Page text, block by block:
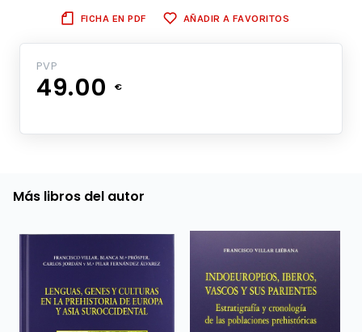
FICHA EN PDF AÑADIR A FAVORITOS
PVP
49.00 €
Más libros del autor